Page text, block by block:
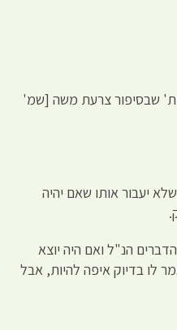
שבסיפור צרעת משה [שמ'
יעבור אותו שאם יהיה
הנ"ל ואם היה יוצא
לו בדיוק איפה להיות, אבל